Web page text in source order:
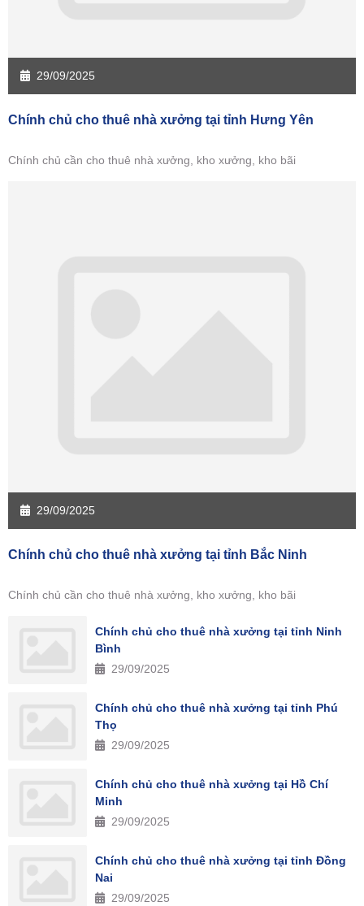
29/09/2025
Chính chủ cho thuê nhà xưởng tại tỉnh Hưng Yên
Chính chủ cần cho thuê nhà xưởng, kho xưởng, kho bãi
29/09/2025
Chính chủ cho thuê nhà xưởng tại tỉnh Bắc Ninh
Chính chủ cần cho thuê nhà xưởng, kho xưởng, kho bãi
Chính chủ cho thuê nhà xưởng tại tỉnh Ninh
Bình
29/09/2025
Chính chủ cho thuê nhà xưởng tại tỉnh Phú
Thọ
29/09/2025
Chính chủ cho thuê nhà xưởng tại Hồ Chí
Minh
29/09/2025
Chính chủ cho thuê nhà xưởng tại tỉnh Đồng
Nai
29/09/2025